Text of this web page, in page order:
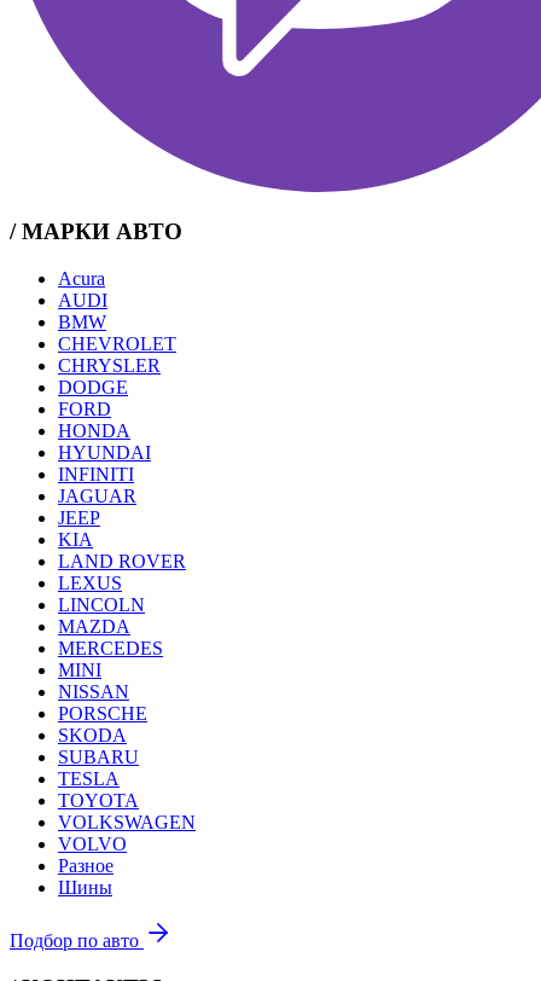
/ МАРКИ АВТО
Acura
AUDI
BMW
CHEVROLET
CHRYSLER
DODGE
FORD
HONDA
HYUNDAI
INFINITI
JAGUAR
JEEP
KIA
LAND ROVER
LEXUS
LINCOLN
MAZDA
MERCEDES
MINI
NISSAN
PORSCHE
SKODA
SUBARU
TESLA
TOYOTA
VOLKSWAGEN
VOLVO
Разное
Шины
Подбор по авто